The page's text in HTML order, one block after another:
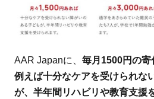
AAR Japanに、 毎月1500円の寄
例えば十分なケアを受けられな
が、半年間リハビリや教育支援